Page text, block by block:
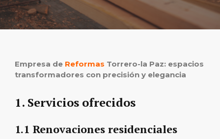
Empresa de Reformas Torrero-la Paz: espacios
transformadores con precisión y elegancia
1. Servicios ofrecidos
1.1 Renovaciones residenciales